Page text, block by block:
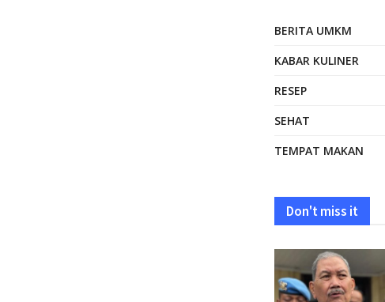
BERITA UMKM
KABAR KULINER
RESEP
SEHAT
TEMPAT MAKAN
Don't miss it